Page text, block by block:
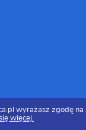
wyrażasz zgodę na
więcej.